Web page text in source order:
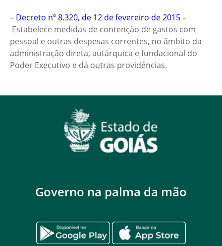
– Decreto nº 8.320, de 12 de fevereiro de 2015–
Estabelece medidas de contenção de gastos com
pessoal e outras despesas correntes, no âmbito da
administração direta, autárquica e fundacional do
Poder Executivo e dá outras providências.
Governo na palma da mão